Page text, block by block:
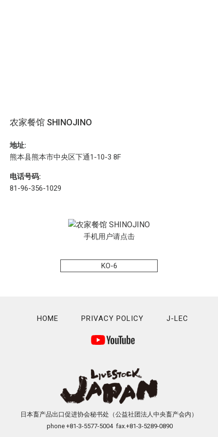
农家餐馆 SHINOJINO
地址:
熊本县熊本市中央区下通1-10-3 8F
电话号码:
81-96-356-1029
手机用户请点击
KO-6
HOME PRIVACY POLICY J-LEC
日本畜产品出口促进协会秘书处（公益社团法人中央畜产会内）
phone +81-3-5577-5004 fax.+81-3-5289-0890